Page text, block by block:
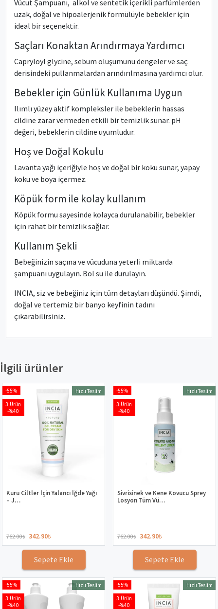
Vücut Şampuanı, alkol ve sentetik içerikli parfümlerden
uzak, doğal ve hipoalerjenik formülüyle bebekler için
ideal bir seçenektir.
Saçları Konaktan Arındırmaya Yardımcı
Capryloyl glycine, sebum oluşumunu dengeler ve saç
derisindeki pullanmalardan arındırılmasına yardımcı olur.
Bebekler için Günlük Kullanıma Uygun
Ilımlı yüzey aktif kompleksler ile bebeklerin hassas
cildine zarar vermeden etkili bir temizlik sunar. pH
değeri, bebeklerin cildine uyumludur.
Hoş ve Doğal Kokulu
Lavanta yağı içeriğiyle hoş ve doğal bir koku sunar, yapay
koku ve boya içermez.
Köpük form ile kolay kullanım
Köpük formu sayesinde kolayca durulanabilir, bebekler
için rahat bir temizlik sağlar.
Kullanım Şekli
Bebeğinizin saçına ve vücuduna yeterli miktarda
şampuanı uygulayın. Bol su ile durulayın.
INCIA, siz ve bebeğiniz için tüm detayları düşündü. Şimdi,
doğal ve tertemiz bir banyo keyfinin tadını
çıkarabilirsiniz.
İlgili ürünler
-55%
3.Ürün
-%40
Hızlı Teslim
Kuru Ciltler İçin Yalancı İğde Yağı
– J…
762.00₺ 342.90₺
Sepete Ekle
-55%
3.Ürün
-%40
Hızlı Teslim
Sivrisinek ve Kene Kovucu Sprey
Losyon Tüm Vü…
762.00₺ 342.90₺
Sepete Ekle
-55%
3.Ürün
-%40
Hızlı Teslim
-55%
3.Ürün
-%40
Hızlı Teslim